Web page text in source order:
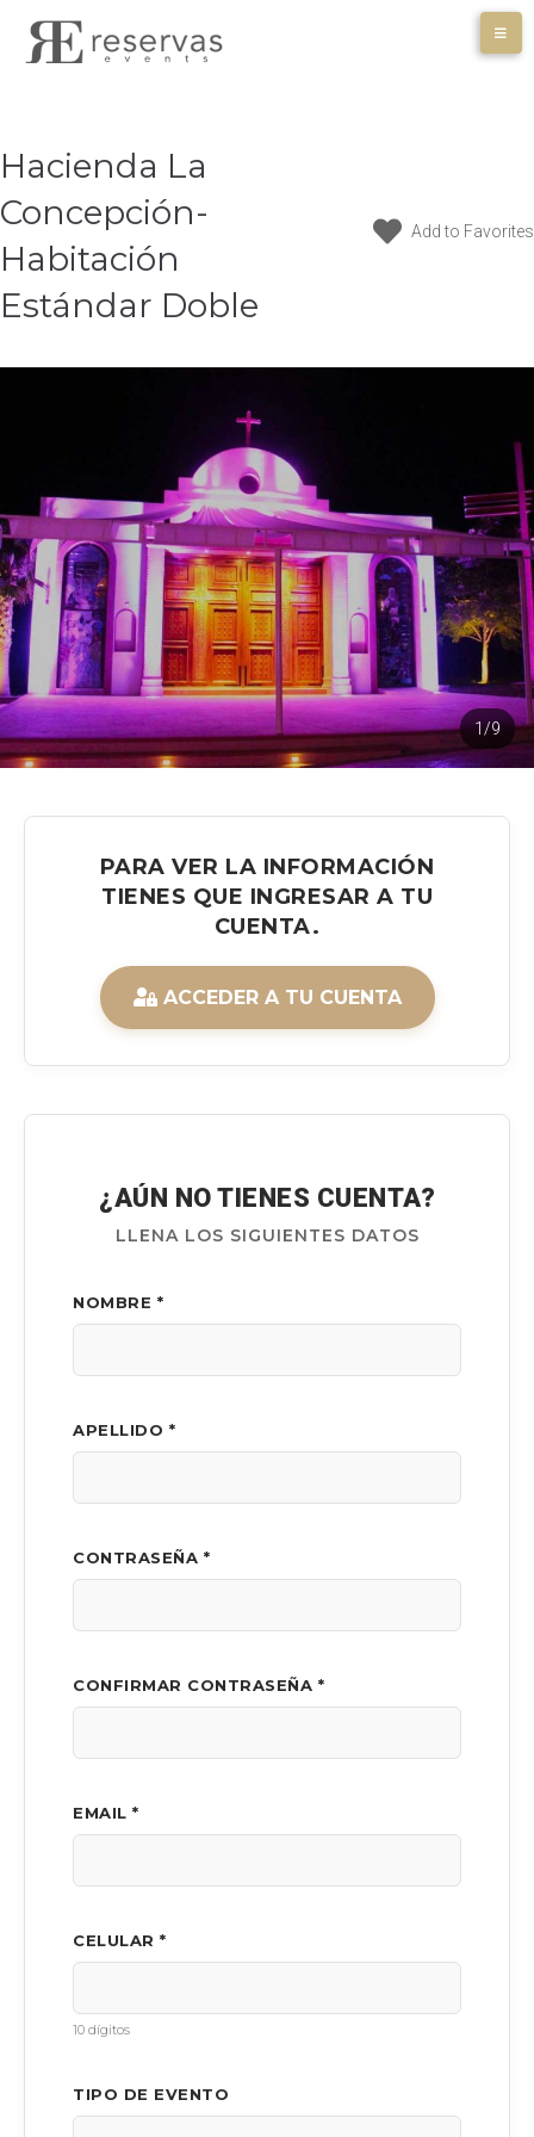
Hacienda La
Concepción-
Habitación
Estándar Doble
Add to Favorites
1/9
PARA VER LA INFORMACIÓN
TIENES QUE INGRESAR A TU
CUENTA.
ACCEDER A TU CUENTA
¿AÚN NO TIENES CUENTA?
LLENA LOS SIGUIENTES DATOS
NOMBRE *
APELLIDO *
CONTRASEÑA *
CONFIRMAR CONTRASEÑA *
EMAIL *
CELULAR *
10 dígitos
TIPO DE EVENTO